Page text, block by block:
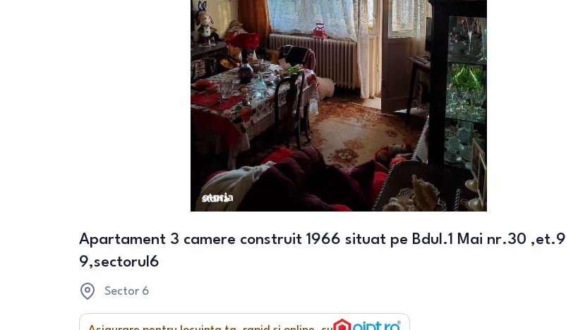
Apartament 3 camere construit 1966 situat pe Bdul.1 Mai nr.30 ,et.9
9,sectorul6
Sector 6